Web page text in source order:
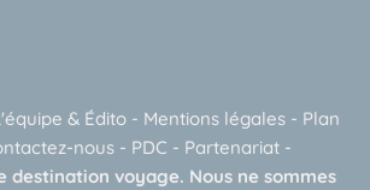
& Édito - Mentions légales - Plan
nous - PDC - Partenariat -
destination voyage. Nous ne sommes